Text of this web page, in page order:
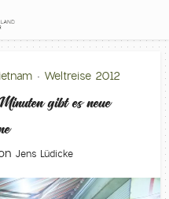
• Weltreise 2012
gibt es neue
Jens Lüdicke